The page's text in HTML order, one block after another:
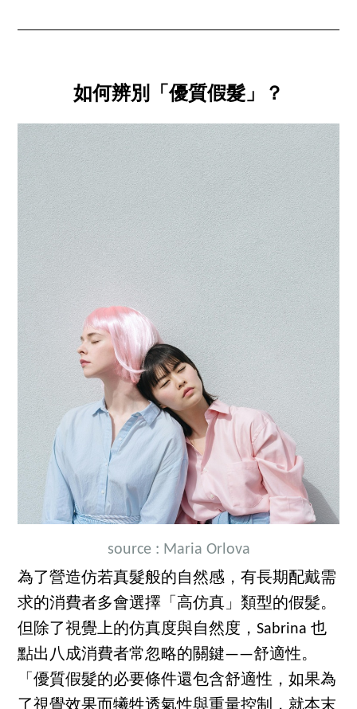
如何辨別「優質假髮」？
source : Maria Orlova
為了營造仿若真髮般的自然感，有長期配戴需
求的消費者多會選擇「高仿真」類型的假髮。
但除了視覺上的仿真度與自然度，Sabrina 也
點出八成消費者常忽略的關鍵——舒適性。
「優質假髮的必要條件還包含舒適性，如果為